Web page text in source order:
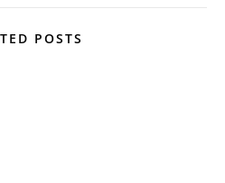
POSTS